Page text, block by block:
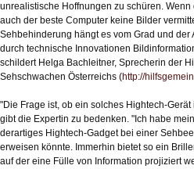
unrealistische Hoffnungen zu schüren.
auch der beste Computer keine Bilder
Sehbehinderung hängt es vom Grad und
durch technische Innovationen
schildert Helga Bachleitner, Sprecherin der
Sehschwachen Österreichs (http://
"Die Frage ist, ob ein solches Hightech-
gibt die Expertin zu bedenken. "Ich habe
derartiges Hightech-Gadget bei einer
erweisen könnte. Immerhin bietet so ein
auf der eine Fülle von Information projiziert